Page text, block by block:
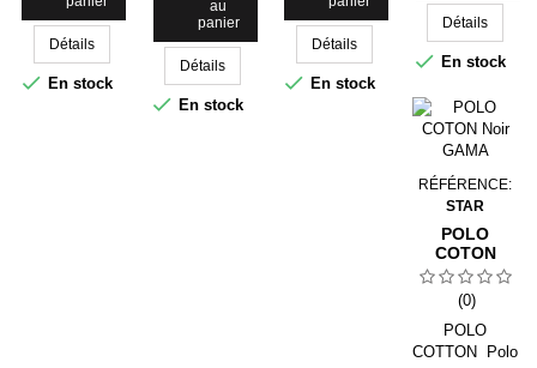
Détails
 En stock
d'entrainement
!!
au
panier
Détails
 En stock
Détails
 En stock
Détails
 En stock
RÉFÉRENCE:
STAR
POLO
COTON
NOIR GAMA
(0)
POLO
COTTON Polo